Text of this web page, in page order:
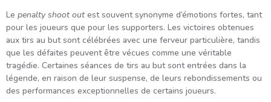
Le penalty shoot outest souvent synonyme d’émotions fortes, tant
pour les joueurs que pour les supporters. Les victoires obtenues
aux tirs au but sont célébrées avec une ferveur particulière, tandis
que les défaites peuvent être vécues comme une véritable
tragédie. Certaines séances de tirs au but sont entrées dans la
légende, en raison de leur suspense, de leurs rebondissements ou
des performances exceptionnelles de certains joueurs.